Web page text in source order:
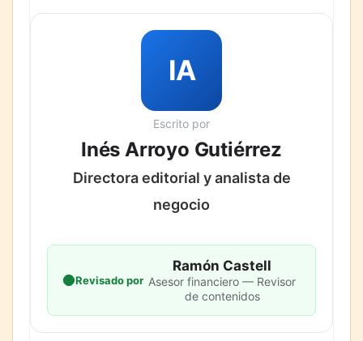
IA
Escrito por
Inés Arroyo Gutiérrez
Directora editorial y analista de
negocio
Revisado por
Ramón Castell
Asesor financiero — Revisor
de contenidos